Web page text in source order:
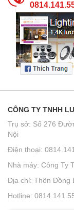
CÔNG TY TNHH
Trụ sở: Số 276
Nội
Điện thoại:
Nhà máy: Công Ty
Địa chỉ: Thôn Đồng
Hotline: